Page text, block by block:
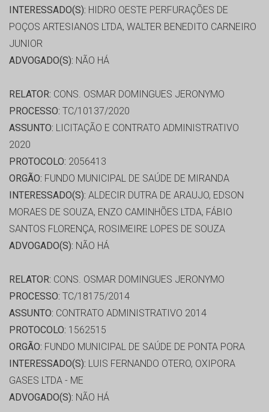
INTERESSADO(S): HIDRO OESTE PERFURAÇÕES DE
POÇOS ARTESIANOS LTDA, WALTER BENEDITO CARNEIRO
JUNIOR
ADVOGADO(S): NÃO HÁ
RELATOR: CONS. OSMAR DOMINGUES JERONYMO
PROCESSO: TC/10137/2020
ASSUNTO: LICITAÇÃO E CONTRATO ADMINISTRATIVO
2020
PROTOCOLO: 2056413
ORGÃO: FUNDO MUNICIPAL DE SAÚDE DE MIRANDA
INTERESSADO(S): ALDECIR DUTRA DE ARAUJO, EDSON
MORAES DE SOUZA, ENZO CAMINHÕES LTDA, FÁBIO
SANTOS FLORENÇA, ROSIMEIRE LOPES DE SOUZA
ADVOGADO(S): NÃO HÁ
RELATOR: CONS. OSMAR DOMINGUES JERONYMO
PROCESSO: TC/18175/2014
ASSUNTO: CONTRATO ADMINISTRATIVO 2014
PROTOCOLO: 1562515
ORGÃO: FUNDO MUNICIPAL DE SAÚDE DE PONTA PORA
INTERESSADO(S): LUIS FERNANDO OTERO, OXIPORA
GASES LTDA - ME
ADVOGADO(S): NÃO HÁ